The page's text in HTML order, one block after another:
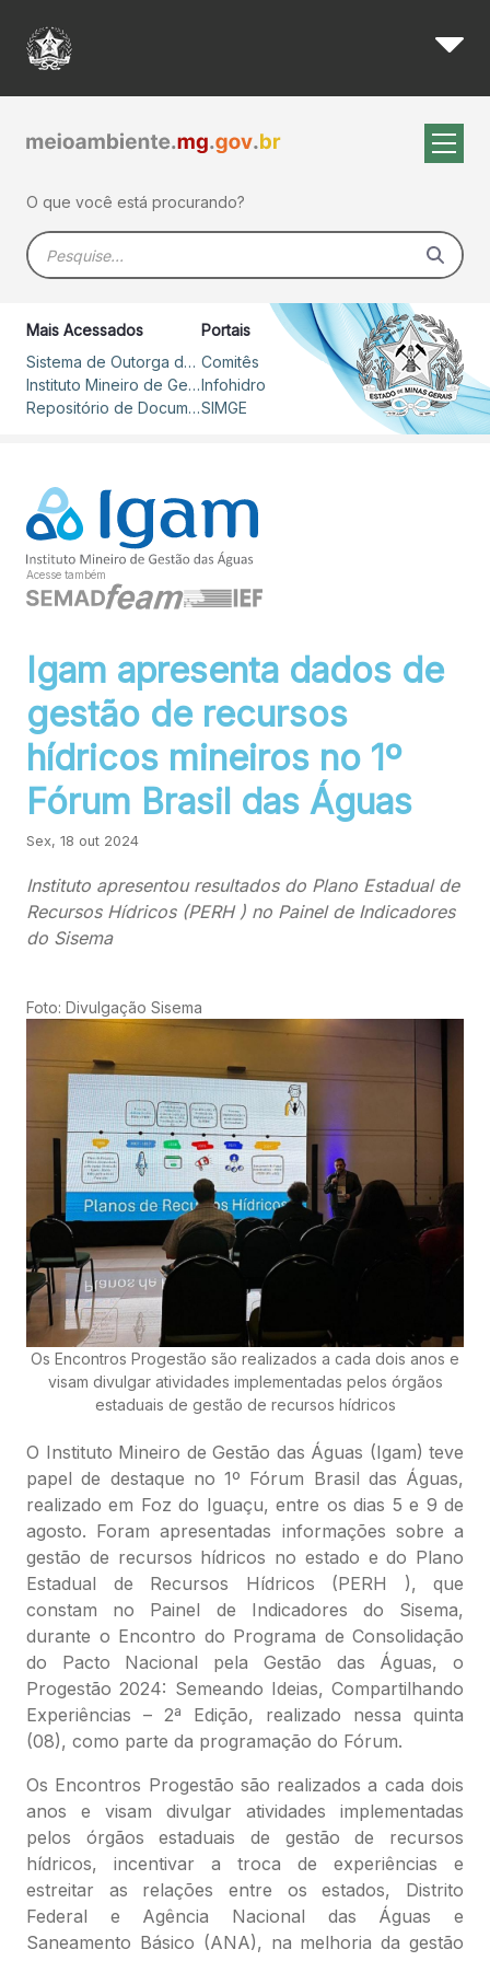
Pular para o Conteúdo principal
Igam apresenta dados de
O que você está procurando?
Barra de busca
Mais Acessados
Sistema de Outorga de Direito de Uso de Recursos Hídricos – SOUT
Instituto Mineiro de Gestão das Águas
Repositório de Documentos
Portais
Comitês
Infohidro
SIMGE
Acesse também
Igam apresenta dados de
gestão de recursos
hídricos mineiros no 1º
Fórum Brasil das Águas
Sex, 18 out 2024
Instituto apresentou resultados do Plano Estadual de
Recursos Hídricos (PERH ) no Painel de Indicadores
do Sisema
Foto: Divulgação Sisema
Os Encontros Progestão são realizados a cada dois anos e
visam divulgar atividades implementadas pelos órgãos
estaduais de gestão de recursos hídricos
O Instituto Mineiro de Gestão das Águas (Igam) teve
papel de destaque no 1º Fórum Brasil das Águas,
realizado em Foz do Iguaçu, entre os dias 5 e 9 de
agosto. Foram apresentadas informações sobre a
gestão de recursos hídricos no estado e do Plano
Estadual de Recursos Hídricos (PERH ), que
constam no Painel de Indicadores do Sisema,
durante o Encontro do Programa de Consolidação
do Pacto Nacional pela Gestão das Águas, o
Progestão 2024: Semeando Ideias, Compartilhando
Experiências – 2ª Edição, realizado nessa quinta
(08), como parte da programação do Fórum.
Os Encontros Progestão são realizados a cada dois
anos e visam divulgar atividades implementadas
pelos órgãos estaduais de gestão de recursos
hídricos, incentivar a troca de experiências e
estreitar as relações entre os estados, Distrito
Federal e Agência Nacional das Águas e
Saneamento Básico (ANA), na melhoria da gestão